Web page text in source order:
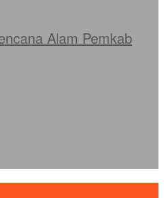
Alam Pemkab